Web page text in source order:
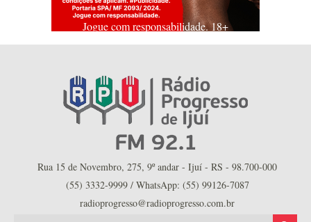
Jogue com responsabilidade. 18+
Rua 15 de Novembro, 275, 9º andar - Ijuí - RS - 98.700-000
(55) 3332-9999 / WhatsApp: (55) 99126-7087
radioprogresso@radioprogresso.com.br